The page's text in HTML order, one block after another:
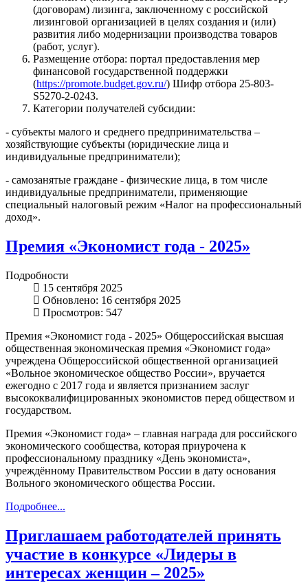
(договорам) лизинга, заключенному с российской
лизинговой организацией в целях создания и (или)
развития либо модернизации производства товаров
(работ, услуг).
Размещение отбора: портал предоставления мер
финансовой государственной поддержки
(https://promote.budget.gov.ru/) Шифр отбора 25-803-
S5270-2-0243.
Категории получателей субсидии:
- субъекты малого и среднего предпринимательства –
хозяйствующие субъекты (юридические лица и
индивидуальные предприниматели);
- самозанятые граждане - физические лица, в том числе
индивидуальные предприниматели, применяющие
специальный налоговый режим «Налог на профессиональный
доход».
Премия «Экономист года - 2025»
Подробности
15 сентября 2025
Обновлено: 16 сентября 2025
Просмотров: 547
Премия «Экономист года - 2025» Общероссийская высшая
общественная экономическая премия «Экономист года»
учреждена Общероссийской общественной организацией
«Вольное экономическое общество России», вручается
ежегодно с 2017 года и является признанием заслуг
высококвалифицированных экономистов перед обществом и
государством.
Премия «Экономист года» – главная награда для российского
экономического сообщества, которая приурочена к
профессиональному празднику «День экономиста»,
учреждённому Правительством России в дату основания
Вольного экономического общества России.
Подробнее...
Приглашаем работодателей принять
участие в конкурсе «Лидеры в
интересах женщин – 2025»